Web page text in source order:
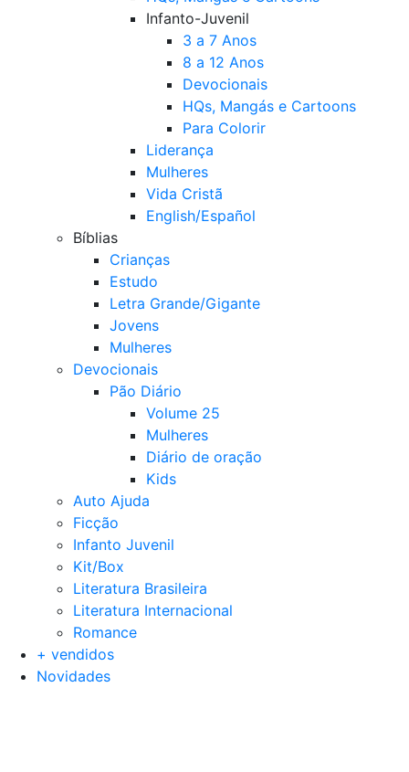
Infanto-Juvenil
3 a 7 Anos
8 a 12 Anos
Devocionais
HQs, Mangás e Cartoons
Para Colorir
Liderança
Mulheres
Vida Cristã
English/Español
Bíblias
Crianças
Estudo
Letra Grande/Gigante
Jovens
Mulheres
Devocionais
Pão Diário
Volume 25
Mulheres
Diário de oração
Kids
Auto Ajuda
Ficção
Infanto Juvenil
Kit/Box
Literatura Brasileira
Literatura Internacional
Romance
+ vendidos
Novidades